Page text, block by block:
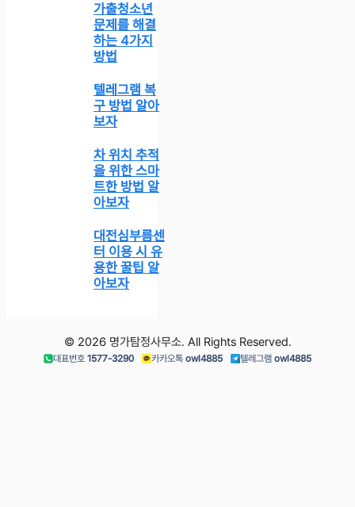
가출청소년
문제를 해결
하는 4가지
방법
텔레그램 복
구 방법 알아
보자
차 위치 추적
을 위한 스마
트한 방법 알
아보자
대전심부름센
터 이용 시 유
용한 꿀팁 알
아보자
© 2026 명가탐정사무소. All Rights Reserved.
대표번호 1577-3290 카카오톡 owl4885 텔레그램 owl4885